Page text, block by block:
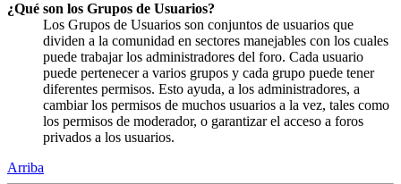
¿Qué son los Grupos de Usuarios?
Los Grupos de Usuarios son conjuntos de usuarios que
dividen a la comunidad en sectores manejables con los cuales
puede trabajar los administradores del foro. Cada usuario
puede pertenecer a varios grupos y cada grupo puede tener
diferentes permisos. Esto ayuda, a los administradores, a
cambiar los permisos de muchos usuarios a la vez, tales como
los permisos de moderador, o garantizar el acceso a foros
privados a los usuarios.
Arriba